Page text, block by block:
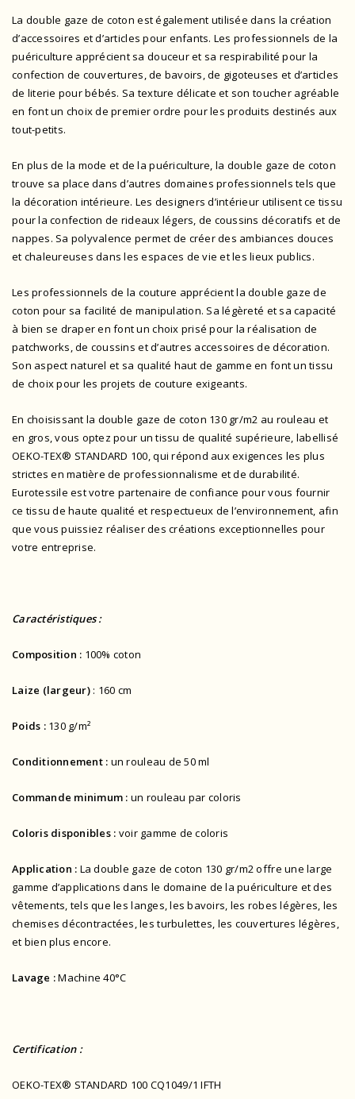
La double gaze de coton est également utilisée dans la création
d’accessoires et d’articles pour enfants. Les professionnels de la
puériculture apprécient sa douceur et sa respirabilité pour la
confection de couvertures, de bavoirs, de gigoteuses et d’articles
de literie pour bébés. Sa texture délicate et son toucher agréable
en font un choix de premier ordre pour les produits destinés aux
tout-petits.
En plus de la mode et de la puériculture, la double gaze de coton
trouve sa place dans d’autres domaines professionnels tels que
la décoration intérieure. Les designers d’intérieur utilisent ce tissu
pour la confection de rideaux légers, de coussins décoratifs et de
nappes. Sa polyvalence permet de créer des ambiances douces
et chaleureuses dans les espaces de vie et les lieux publics.
Les professionnels de la couture apprécient la double gaze de
coton pour sa facilité de manipulation. Sa légèreté et sa capacité
à bien se draper en font un choix prisé pour la réalisation de
patchworks, de coussins et d’autres accessoires de décoration.
Son aspect naturel et sa qualité haut de gamme en font un tissu
de choix pour les projets de couture exigeants.
En choisissant la double gaze de coton 130 gr/m2 au rouleau et
en gros, vous optez pour un tissu de qualité supérieure, labellisé
OEKO-TEX® STANDARD 100, qui répond aux exigences les plus
strictes en matière de professionnalisme et de durabilité.
Eurotessile est votre partenaire de confiance pour vous fournir
ce tissu de haute qualité et respectueux de l’environnement, afin
que vous puissiez réaliser des créations exceptionnelles pour
votre entreprise.
Caractéristiques :
Composition : 100% coton
Laize (largeur): 160 cm
Poids :130 g/m²
Conditionnement : un rouleau de 50 ml
Commande minimum : un rouleau par coloris
Coloris disponibles : voir gamme de coloris
Application : La double gaze de coton 130 gr/m2 offre une large
gamme d’applications dans le domaine de la puériculture et des
vêtements, tels que les langes, les bavoirs, les robes légères, les
chemises décontractées, les turbulettes, les couvertures légères,
et bien plus encore.
Lavage :Machine 40°C
Certification :
OEKO-TEX® STANDARD 100 CQ1049/1 IFTH